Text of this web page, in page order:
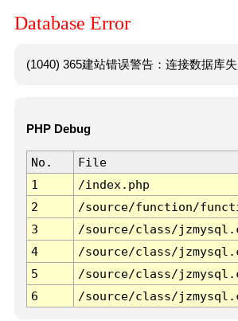
Database Error
(1040) 365建站错误警告：连接数据库
PHP Debug
No. File
1
/index.php
2
/source/function/
3
/source/class/
4
/source/class/
5
/source/class/
6
/source/class/